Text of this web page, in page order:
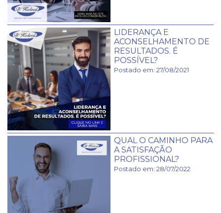
LIDERANÇA E
ACONSELHAMENTO DE
RESULTADOS. É
POSSÍVEL?
Postado em: 27/08/2021
QUAL O CAMINHO PARA
A SATISFAÇÃO
PROFISSIONAL?
Postado em: 28/07/2022